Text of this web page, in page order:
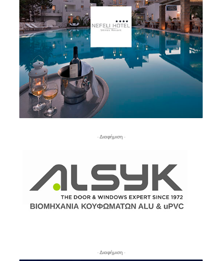
- Διαφήμιση -
- Διαφήμιση -